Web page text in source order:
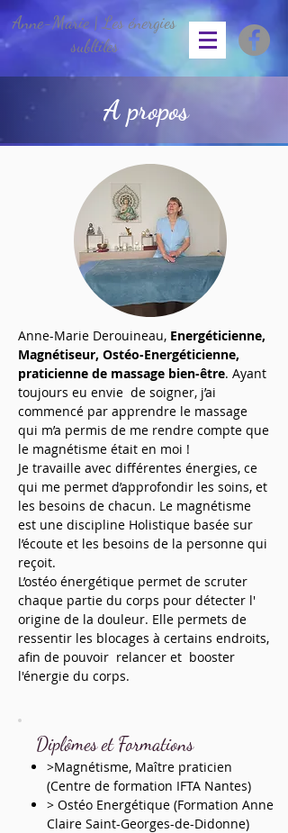
Anne-Marie | Les énergies
subltiles
A propos
Anne-Marie Derouineau, Energéticienne,
Magnétiseur, Ostéo-Energéticienne,
praticienne de massage bien-être. Ayant
toujours eu envie de soigner, j’ai
commencé par apprendre le massage
qui m’a permis de me rendre compte que
le magnétisme était en moi !
Je travaille avec différentes énergies, ce
qui me permet d’approfondir les soins, et
les besoins de chacun. Le magnétisme
est une discipline Holistique basée sur
l’écoute et les besoins de la personne qui
reçoit.
L’ostéo énergétique permet de scruter
chaque partie du corps pour détecter l'
origine de la douleur. Elle permets de
ressentir les blocages à certains endroits,
afin de pouvoir relancer et booster
l'énergie du corps.
Diplômes et Formations
>Magnétisme, Maître praticien
(Centre de formation IFTA Nantes)
> Ostéo Energétique (Formation Anne
Claire Saint-Georges-de-Didonne)